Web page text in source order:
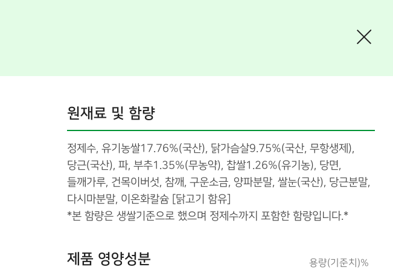
원재료 및 함량
정제수, 유기농쌀17.76%(국산), 닭가슴살9.75%(국산, 무항생제),
당근(국산), 파, 부추1.35%(무농약), 찹쌀1.26%(유기농), 당면,
들깨가루, 건목이버섯, 참깨, 구운소금, 양파분말, 쌀눈(국산), 당근분말,
다시마분말, 이온화칼슘 [닭고기 함유]
*본 함량은 생쌀기준으로 했으며 정제수까지 포함한 함량입니다.*
제품 영양성분 용량(기준치)%